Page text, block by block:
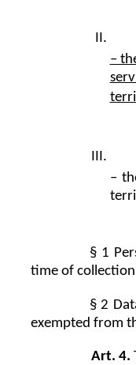
–
–
§ 1
time of
§ 2
exempted from
Art. 4.